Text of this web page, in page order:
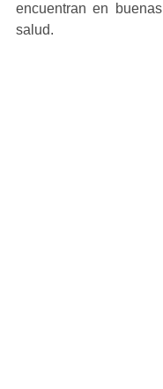
encuentran en
salud.